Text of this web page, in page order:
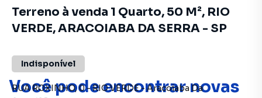
Você pode encontrar novas
Terreno à venda 1 Quarto, 50 M², RIO
VERDE, ARACOIABA DA SERRA - SP
Indisponível
RUA ROXINHO,0-RIO VERDE- Aracoiaba Da